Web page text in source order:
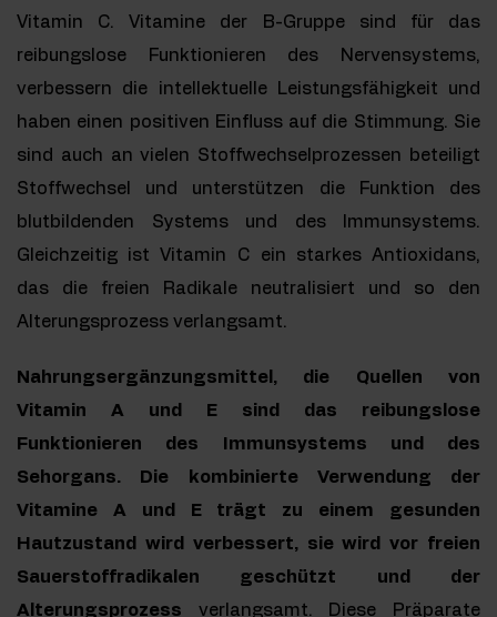
Vitamin C. Vitamine der B-Gruppe sind für das
reibungslose Funktionieren des Nervensystems,
verbessern die intellektuelle Leistungsfähigkeit und
haben einen positiven Einfluss auf die Stimmung. Sie
sind auch an vielen Stoffwechselprozessen beteiligt
Stoffwechsel und unterstützen die Funktion des
blutbildenden Systems und des Immunsystems.
Gleichzeitig ist Vitamin C ein starkes Antioxidans,
das die freien Radikale neutralisiert und so den
Alterungsprozess verlangsamt.
Nahrungsergänzungsmittel, die Quellen von
Vitamin A und E sind das reibungslose
Funktionieren des Immunsystems und des
Sehorgans. Die kombinierte Verwendung der
Vitamine A und E trägt zu einem gesunden
Hautzustand wird verbessert, sie wird vor freien
Sauerstoffradikalen geschützt und der
Alterungsprozess verlangsamt. Diese Präparate